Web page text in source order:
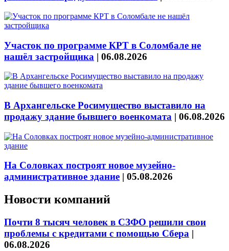
Участок по программе КРТ в Соломбале не
нашёл застройщика | 06.08.2026
В Архангельске Росимущество выставило на
продажу здание бывшего военкомата | 06.08.2026
На Соловках построят новое музейно-
административное здание | 05.08.2026
Новости компаний
Почти 8 тысяч человек в СЗФО решили свои
проблемы с кредитами с помощью Сбера |
06.08.2026